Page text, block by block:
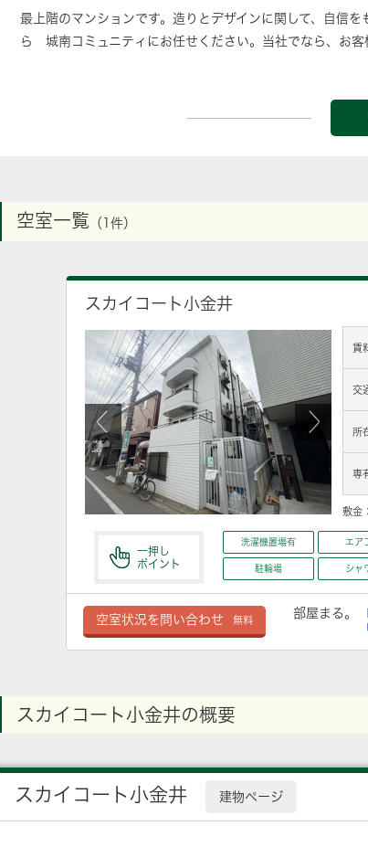
最上階のマンションです。造りとデザインに関して、自信
ら 城南コミュニティにお任せください。当社でなら、お客
空室一覧 （1件）
スカイコート小金井
賃
交
所
専
敷金：
一押し
ポイント
洗濯機置場有 エア
駐輪場 シャ
空室状況を問い合わせ 無料
部屋まる。
スカイコート小金井の概要
スカイコート小金井 建物ページ